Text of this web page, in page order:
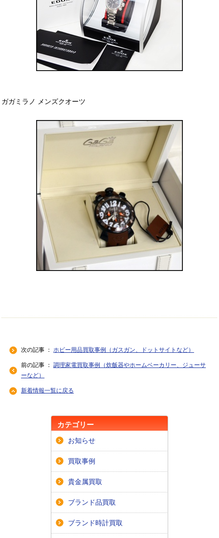
ガガミラノ メンズクオーツ
次の記事 ： ホビー用品買取事例（ガスガン、ドットサイトなど）
前の記事 ： 調理家電買取事例（炊飯器やホームベーカリー、ジューサ
ーなど）
新着情報一覧に戻る
カテゴリー
お知らせ
買取事例
貴金属買取
ブランド品買取
ブランド時計買取